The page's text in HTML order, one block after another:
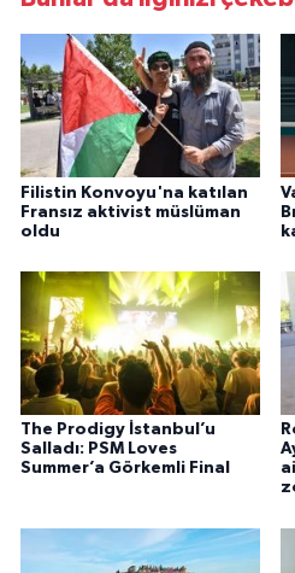
Filistin Konvoyu'na katılan
Fransız aktivist müslüman
oldu
The Prodigy İstanbul’u
Salladı: PSM Loves
Summer’a Görkemli Final